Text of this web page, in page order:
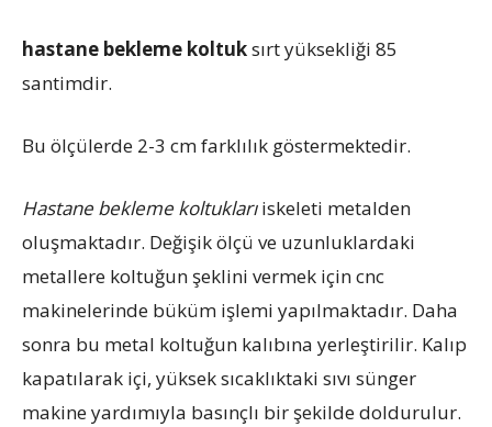
hastane bekleme koltuksırt yüksekliği 85
santimdir.
Bu ölçülerde 2-3 cm farklılık göstermektedir.
Hastane bekleme koltuklarıiskeleti metalden
oluşmaktadır. Değişik ölçü ve uzunluklardaki
metallere koltuğun şeklini vermek için cnc
makinelerinde büküm işlemi yapılmaktadır. Daha
sonra bu metal koltuğun kalıbına yerleştirilir. Kalıp
kapatılarak içi, yüksek sıcaklıktaki sıvı sünger
makine yardımıyla basınçlı bir şekilde doldurulur.